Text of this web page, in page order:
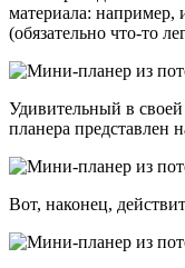
материала: например,
(обязательно что-то
Удивительный в своей
планера представлен
Вот, наконец,